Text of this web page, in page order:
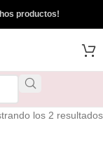
productos!
los 2 resultados